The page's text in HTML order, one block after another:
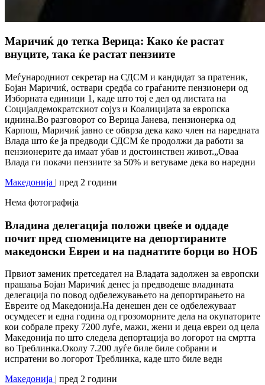
Маричиќ до тетка Верица: Како ќе растат
внуците, така ќе растат пензиите
Меѓународниот секретар на СДСМ и кандидат за пратеник,
Бојан Маричиќ, оствари средба со граѓаните пензионери од
Изборната единици 1, каде што тој е дел од листата на
Социјалдемократскиот сојуз и Коалицијата за европска
иднина.Во разговорот со Верица Јанева, пензионерка од
Карпош, Маричиќ јавно се обврза дека како член на наредната
Влада што ќе ја предводи СДСМ ќе продолжи да работи за
пензионерите да имаат убав и достоинствен живот.„Оваа
Влада ги покачи пензиите за 50% и ветуваме дека во наредни
Македонија | пред 2 години
Нема фотографија
Владина делегација положи цвеќе и оддаде
почит пред спомениците на депортираните
македонски Евреи и на паднатите борци во НОБ
Првиот заменик претседател на Владата задолжен за европски
прашања Бојан Маричиќ денес ја предводеше владината
делегација по повод одбележувањето на депортирањето на
Евреите од Македонија.На денешен ден се одбележуваат
осумдесет и една година од грозоморните дела на окупаторите
кои собрале преку 7200 луѓе, мажи, жени и деца евреи од цела
Македонија по што следела депортација во логорот на смртта
во Треблинка.Околу 7.200 луѓе биле биле собрани и
испратени во логорот Треблинка, каде што биле ведн
Македонија
| пред 2 години